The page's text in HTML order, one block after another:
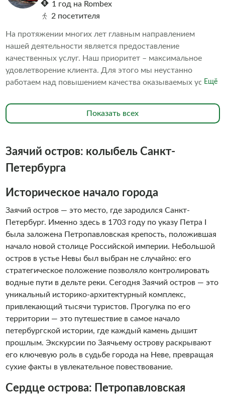
1 год на Rombex
2 посетителя
На протяжении многих лет главным направлением
нашей деятельности является предоставление
качественных услуг. Наш приоритет – максимальное
удовлетворение клиента. Для этого мы неустанно
работаем над повышением качества оказываемых услуг.
состояние наших судов. В исправности содержатся
средства безопасности. Наш персонал обладает высокой
безопасным. Мы знаем, что речные прогулки - это
незабываемое развлечение, которое сильно отличается
недоступными ранее видами на достопримечательности
незабываемое удовольствие, поэтому водные прогулки с
командой «Алые паруса» обязан себе позволить каждый
гость Санкт- Петербурга. И, конечно, каждый житель
города должен периодически баловать себя ими. Добро
пожаловать на борт!
Ещё
Показать всех
Заячий остров: колыбель Санкт-
Петербурга
Историческое начало города
Заячий остров — это место, где зародился Санкт-
Петербург. Именно здесь в 1703 году по указу Петра I
была заложена Петропавловская крепость, положившая
начало новой столице Российской империи. Небольшой
остров в устье Невы был выбран не случайно: его
стратегическое положение позволяло контролировать
водные пути в дельте реки. Сегодня Заячий остров — это
уникальный историко-архитектурный комплекс,
привлекающий тысячи туристов. Прогулка по его
территории — это путешествие в самое начало
петербургской истории, где каждый камень дышит
прошлым. Экскурсии по Заячьему острову раскрывают
его ключевую роль в судьбе города на Неве, превращая
сухие факты в увлекательное повествование.
Сердце острова: Петропавловская